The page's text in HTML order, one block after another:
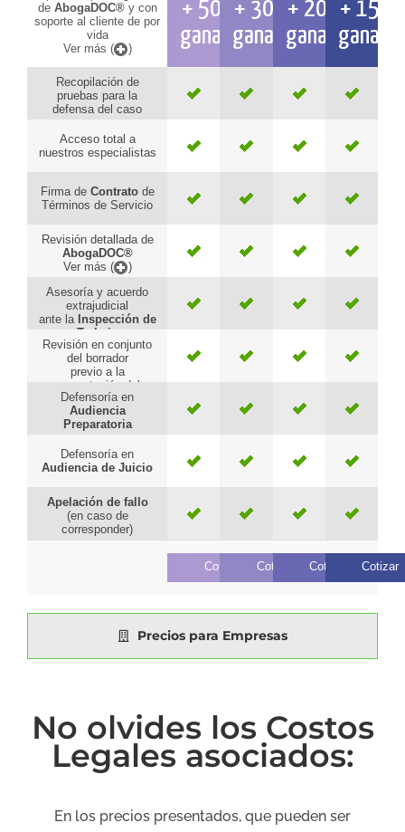
de AbogaDOC®y con
soporte al cliente de por
vida
Ver más (
)
Recopilación de
pruebas para la
defensa del caso
Acceso total a
nuestros especialistas
Firma de Contratode
Términos de Servicio
Revisión detallada de
AbogaDOC®
Ver más (
)
Asesoría y acuerdo
extrajudicial
ante la Inspección de
Trabajo
Revisión en conjunto
del borrador
previo a la
presentación del
Tribunal
Defensoría en
Audiencia
Preparatoria
Defensoría en
Audiencia de Juicio
Apelación de fallo
(en caso de
corresponder)
+ 50%
ganado
Cotizar
+ 30%
ganado
Cotizar
+ 20%
ganado
Cotizar
+ 15%
ganado
Cotizar
Precios para Empresas
No olvides los Costos
Legales asociados:
En los precios presentados, que pueden ser